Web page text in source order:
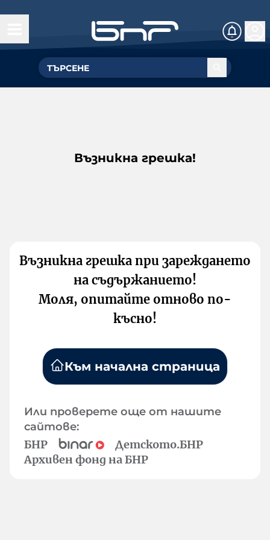
Възникна грешка!
Възникна грешка при зареждането
на съдържанието!
Моля, опитайте отново по-
късно!
Към начална страница
Или проверете още от нашите
сайтове:
БНР
Детското.БНР
Архивен фонд на БНР